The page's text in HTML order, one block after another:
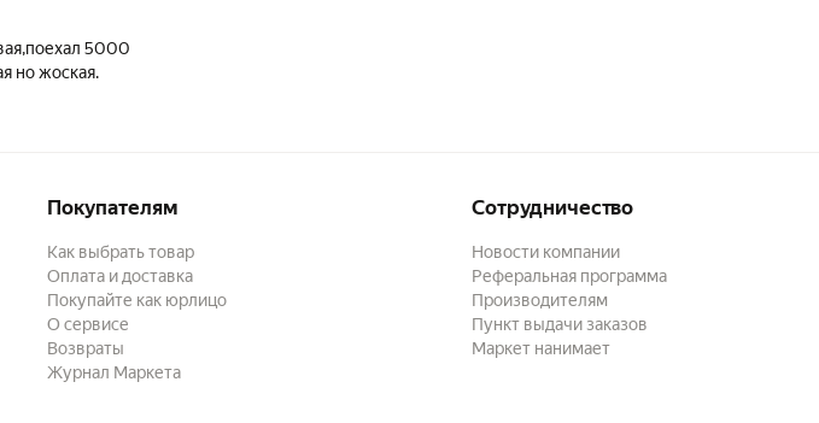
5000
но жоская.
Покупателям
Как выбрать товар
Оплата и доставка
Покупайте как юрлицо
О сервисе
Возвраты
Журнал Маркета
Сотрудничество
Новости компании
Реферальная программа
Производителям
Пункт выдачи заказов
Маркет нанимает